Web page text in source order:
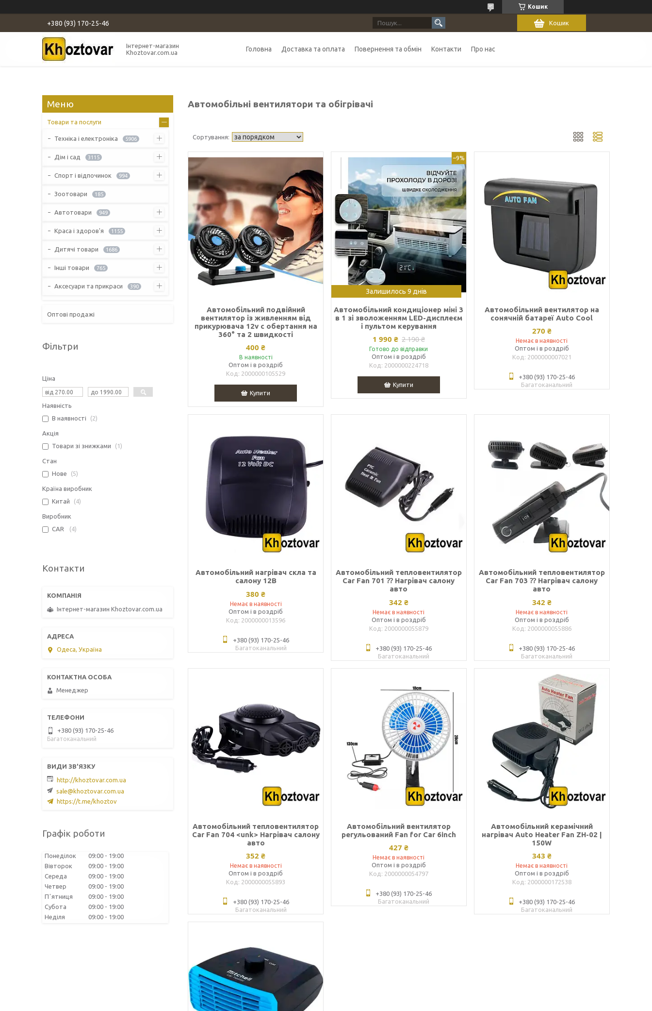
Кошик
+380 (93) 170-25-46 Кошик
Інтернет-магазин
Khoztovar.com.ua
Головна Доставка та оплата Повернення та обмін Контакти Про нас
Автомобільні вентилятори та обігрівачі
Автомобільний подвійний
вентилятор із живленням від
прикурювача 12v c обертання на
360° та 2 швидкості
400 ₴
В наявності
Оптом і в роздріб
2000000105529
Купити
–9%
Залишилось 9 днів
Автомобільний кондиціонер міні 3
в 1 зі зволоженням LED-дисплеєм
і пультом керування
1 990 ₴ 2 190 ₴
Готово до відправки
Оптом і в роздріб
2000000224718
Купити
Автомобільний вентилятор на
сонячній батареї Auto Cool
270 ₴
Немає в наявності
Оптом і в роздріб
2000000007021
+380 (93) 170-25-46
Багатоканальний
Автомобільний нагрівач скла та
салону 12В
380 ₴
Немає в наявності
Оптом і в роздріб
2000000013596
+380 (93) 170-25-46
Багатоканальний
Автомобільний тепловентилятор
Car Fan 701 ⁇ Нагрівач салону
авто
342 ₴
Немає в наявності
Оптом і в роздріб
2000000055879
+380 (93) 170-25-46
Багатоканальний
Автомобільний тепловентилятор
Car Fan 703 ⁇ Нагрівач салону
авто
342 ₴
Немає в наявності
Оптом і в роздріб
2000000055886
+380 (93) 170-25-46
Багатоканальний
Автомобільний тепловентилятор
Car Fan 704 <unk> Нагрівач салону
авто
352 ₴
Немає в наявності
Оптом і в роздріб
2000000055893
+380 (93) 170-25-46
Багатоканальний
Автомобільний вентилятор
регульований Fan for Car 6inch
427 ₴
Немає в наявності
Оптом і в роздріб
2000000054797
+380 (93) 170-25-46
Багатоканальний
Автомобільний керамічний
нагрівач Auto Heater Fan ZH-02 |
150W
343 ₴
Немає в наявності
Оптом і в роздріб
2000000172538
+380 (93) 170-25-46
Багатоканальний
Товари та послуги
Техніка і електроніка 5906
Дім і сад 3115
Спорт і відпочинок 994
Зоотовари 185
Автотовари 949
Краса і здоров'я 1155
Дитячі товари 1686
Інші товари 765
Аксесуари та прикраси 390
Оптові продажі
Фільтри
Ціна
Наявність
В наявності
2
Акція
Товари зі знижками
1
Стан
Нове
5
Країна виробник
Китай
4
Виробник
CAR
4
Контакти
Інтернет-магазин Khoztovar.com.ua
Одеса, Україна
Менеджер
+380 (93) 170-25-46
Багатоканальний
http://khoztovar.com.ua
sale@khoztovar.com.ua
https://t.me/khoztov
Графік роботи
Понеділок 09:00
19:00
Вівторок
09:00
19:00
Середа
09:00
19:00
Четвер
09:00
19:00
Пʼятниця
09:00
19:00
Субота
09:00
19:00
Неділя
09:00 19:00